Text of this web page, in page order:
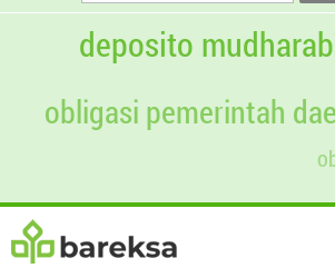
01 Jun 2023 1.000.000
01 Agt 2023 1.000.000
18 Okt 2023
deposito
obligasi pemerintah